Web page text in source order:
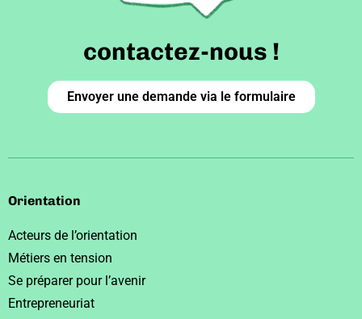
contactez-nous !
Envoyer une demande via le formulaire
Orientation
Acteurs de l’orientation
Métiers en tension
Se préparer pour l’avenir
Entrepreneuriat